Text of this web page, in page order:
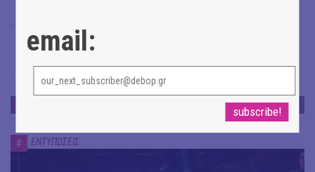
# ΕΝΤΥΠΩΣΕΙΣ
email: